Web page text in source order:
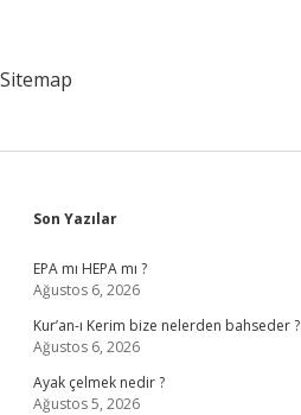
Sitemap
Sidebar
Son Yazılar
EPA mı HEPA mı ?
Ağustos 6, 2026
Kur’an-ı Kerim bize nelerden bahseder ?
Ağustos 6, 2026
Ayak çelmek nedir ?
Ağustos 5, 2026